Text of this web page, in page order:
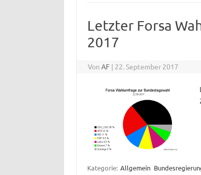
Letzter Forsa
2017
VonAF | 22. September 2017
Kategorie: Allgemein